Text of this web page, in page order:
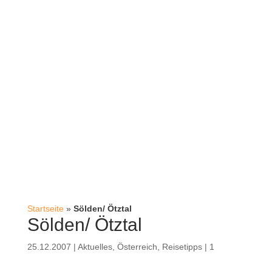
Startseite» Sölden/ Ötztal
Sölden/ Ötztal
25.12.2007 | Aktuelles, Österreich Reisetipps| 1